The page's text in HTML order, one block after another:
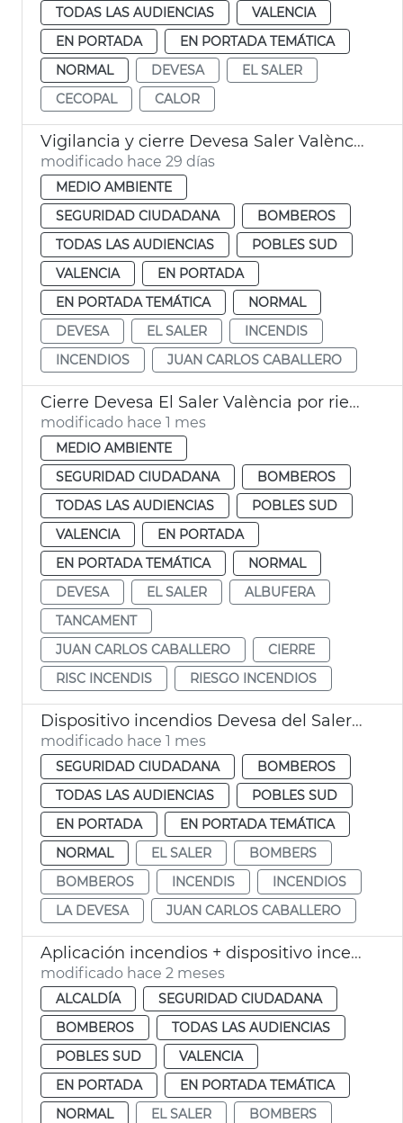
TODAS LAS AUDIENCIAS
VALENCIA
EN PORTADA
EN PORTADA TEMÁTICA
NORMAL
DEVESA
EL SALER
CECOPAL
CALOR
Vigilancia y cierre Devesa Saler València por calor
modificado hace 29 días
MEDIO AMBIENTE
SEGURIDAD CIUDADANA
BOMBEROS
TODAS LAS AUDIENCIAS
POBLES SUD
VALENCIA
EN PORTADA
EN PORTADA TEMÁTICA
NORMAL
DEVESA
EL SALER
INCENDIS
INCENDIOS
JUAN CARLOS CABALLERO
Cierre Devesa El Saler València por riesgo incendios
modificado hace 1 mes
MEDIO AMBIENTE
SEGURIDAD CIUDADANA
BOMBEROS
TODAS LAS AUDIENCIAS
POBLES SUD
VALENCIA
EN PORTADA
EN PORTADA TEMÁTICA
NORMAL
DEVESA
EL SALER
ALBUFERA
TANCAMENT
JUAN CARLOS CABALLERO
CIERRE
RISC INCENDIS
RIESGO INCENDIOS
Dispositivo incendios Devesa del Saler València
modificado hace 1 mes
SEGURIDAD CIUDADANA
BOMBEROS
TODAS LAS AUDIENCIAS
POBLES SUD
EN PORTADA
EN PORTADA TEMÁTICA
NORMAL
EL SALER
BOMBERS
BOMBEROS
INCENDIS
INCENDIOS
LA DEVESA
JUAN CARLOS CABALLERO
Aplicación incendios + dispositivo incendios 2026 València
modificado hace 2 meses
ALCALDÍA
SEGURIDAD CIUDADANA
BOMBEROS
TODAS LAS AUDIENCIAS
POBLES SUD
VALENCIA
EN PORTADA
EN PORTADA TEMÁTICA
NORMAL
EL SALER
BOMBERS